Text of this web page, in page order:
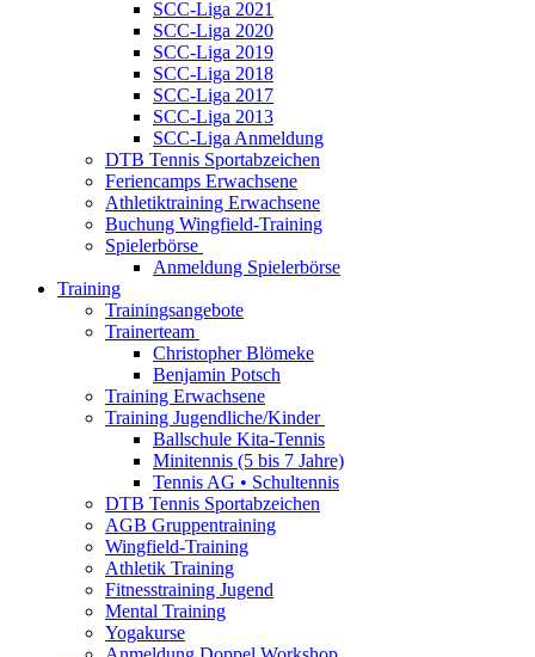
SCC-Liga 2021
SCC-Liga 2020
SCC-Liga 2019
SCC-Liga 2018
SCC-Liga 2017
SCC-Liga 2013
SCC-Liga Anmeldung
DTB Tennis Sportabzeichen
Feriencamps Erwachsene
Athletiktraining Erwachsene
Buchung Wingfield-Training
Spielerbörse
Anmeldung Spielerbörse
Training
Trainingsangebote
Trainerteam
Christopher Blömeke
Benjamin Potsch
Training Erwachsene
Training Jugendliche/Kinder
Ballschule Kita-Tennis
Minitennis (5 bis 7 Jahre)
Tennis AG • Schultennis
DTB Tennis Sportabzeichen
AGB Gruppentraining
Wingfield-Training
Athletik Training
Fitnesstraining Jugend
Mental Training
Yogakurse